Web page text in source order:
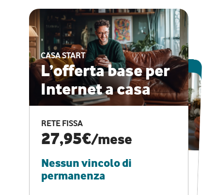
CASA START
L’offerta base per
Internet a casa
RETE FISSA
27,95€/mese
Nessun vincolo di
permanenza
ESCLUSIVA ONLINE
CASA PRO
Internet veloce e
vantaggi speciali
RETE FISSA + VODAFONE CLUB
29,95€